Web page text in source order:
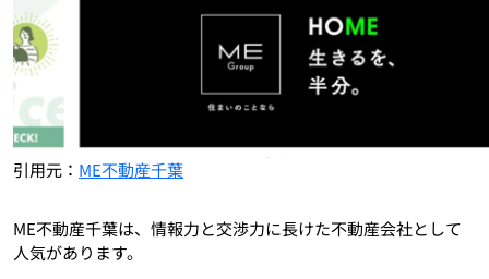
引用元： ME不動産千葉
ME不動産千葉は、情報力と交渉力に長けた不動産会社として
人気があります。